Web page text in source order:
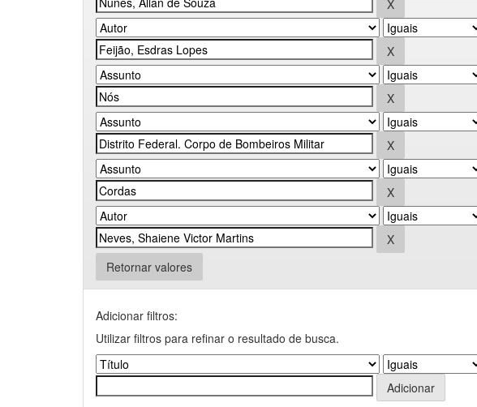
Retornar valores
Adicionar filtros:
Utilizar filtros para refinar o resultado de busca.